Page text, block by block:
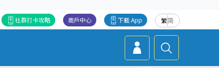
繁简
下載 App
商戶中心
社群打卡攻略